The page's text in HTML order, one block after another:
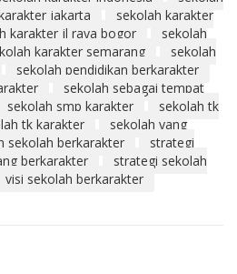
jakarta
sekolah karakter
karakter jl raya bogor
sekolah
karakter semarang
sekolah
sekolah pendidikan berkarakter
sekolah sebagai tempat
sekolah smp karakter
sekolah tk
tk karakter
sekolah yang
sekolah berkarakter
strategi
berkarakter
strategi sekolah
visi sekolah berkarakter